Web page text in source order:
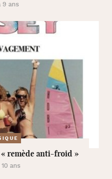
9 ans
« remède anti-froid »
ans